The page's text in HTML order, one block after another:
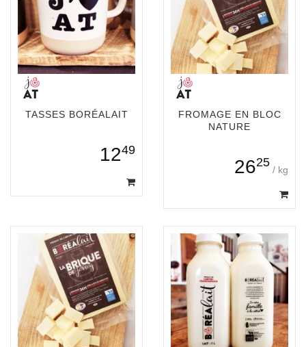
TASSES BORÉALAIT
1249
FROMAGE EN BLOC
NATURE
2625
/ kg